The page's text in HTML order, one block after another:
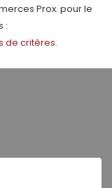
Prox. pour le
:
de critères.